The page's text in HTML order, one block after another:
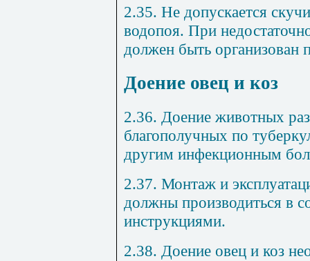
2.35. Не допускается
водопоя. При
должен быть организован
Доение овец и коз
2.36. Доение животных
благополучных по
другим инфекционным
2.37. Монтаж и
должны производиться в
инструкциями.
2.38. Доение овец и коз